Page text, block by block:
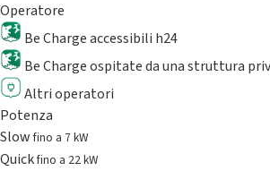
Operatore
Be Charge accessibili h24
Be Charge ospitate da una struttura
Altri operatori
Potenza
Slowfino a 7 kW
Quickfino a 22 kW